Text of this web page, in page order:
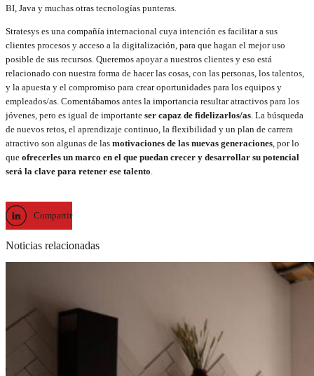
BI, Java y muchas otras tecnologías punteras.
Stratesys es una compañía internacional cuya intención es facilitar a sus
clientes procesos y acceso a la digitalización, para que hagan el mejor uso
posible de sus recursos. Queremos apoyar a nuestros clientes y eso está
relacionado con nuestra forma de hacer las cosas, con las personas, los talentos,
y la apuesta y el compromiso para crear oportunidades para los equipos y
empleados/as. Comentábamos antes la importancia resultar atractivos para los
jóvenes, pero es igual de importante ser capaz de fidelizarlos/as . La búsqueda
de nuevos retos, el aprendizaje continuo, la flexibilidad y un plan de carrera
atractivo son algunas de las motivaciones de las nuevas generaciones , por lo
que ofrecerles un marco en el que puedan crecer y desarrollar su potencial
será la clave para retener ese talento
Compartir
Noticias relacionadas